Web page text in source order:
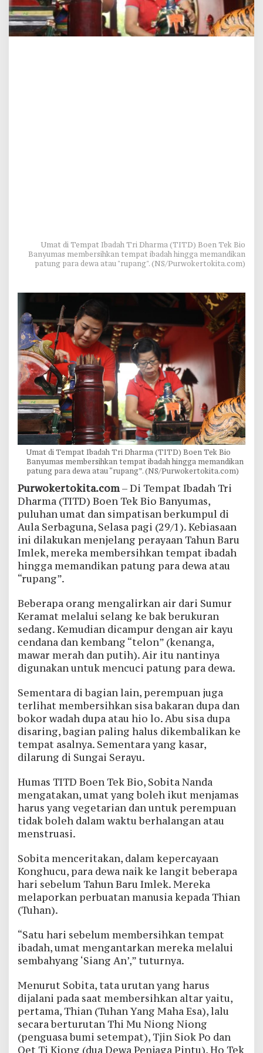
Umat di Tempat Ibadah Tri Dharma (TITD) Boen Tek Bio
Banyumas membersihkan tempat ibadah hingga memandikan
patung para dewa atau "rupang". (NS/Purwokertokita.com)
Umat di Tempat Ibadah Tri Dharma (TITD) Boen Tek Bio
Banyumas membersihkan tempat ibadah hingga memandikan
patung para dewa atau “rupang”. (NS/Purwokertokita.com)
Purwokertokita.com– Di Tempat Ibadah Tri
Dharma (TITD) Boen Tek Bio Banyumas,
puluhan umat dan simpatisan berkumpul di
Aula Serbaguna, Selasa pagi (29/1). Kebiasaan
ini dilakukan menjelang perayaan Tahun Baru
Imlek, mereka membersihkan tempat ibadah
hingga memandikan patung para dewa atau
“rupang”.
Beberapa orang mengalirkan air dari Sumur
Keramat melalui selang ke bak berukuran
sedang. Kemudian dicampur dengan air kayu
cendana dan kembang “telon” (kenanga,
mawar merah dan putih). Air itu nantinya
digunakan untuk mencuci patung para dewa.
Sementara di bagian lain, perempuan juga
terlihat membersihkan sisa bakaran dupa dan
bokor wadah dupa atau hio lo. Abu sisa dupa
disaring, bagian paling halus dikembalikan ke
tempat asalnya. Sementara yang kasar,
dilarung di Sungai Serayu.
Humas TITD Boen Tek Bio, Sobita Nanda
mengatakan, umat yang boleh ikut menjamas
harus yang vegetarian dan untuk perempuan
tidak boleh dalam waktu berhalangan atau
menstruasi.
Sobita menceritakan, dalam kepercayaan
Konghucu, para dewa naik ke langit beberapa
hari sebelum Tahun Baru Imlek. Mereka
melaporkan perbuatan manusia kepada Thian
(Tuhan).
“Satu hari sebelum membersihkan tempat
ibadah, umat mengantarkan mereka melalui
sembahyang ‘Siang An’,” tuturnya.
Menurut Sobita, tata urutan yang harus
dijalani pada saat membersihkan altar yaitu,
pertama, Thian (Tuhan Yang Maha Esa), lalu
secara berturutan Thi Mu Niong Niong
(penguasa bumi setempat), Tjin Siok Po dan
Oet Ti Kiong (dua Dewa Penjaga Pintu), Ho Tek